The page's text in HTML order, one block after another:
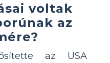
voltak
az
az USA